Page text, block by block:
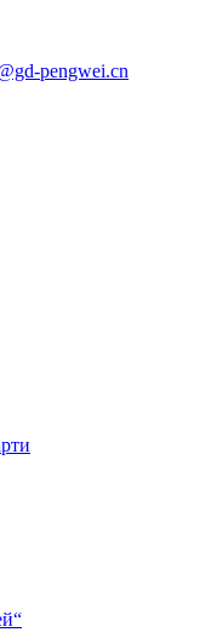
pengwei.cn